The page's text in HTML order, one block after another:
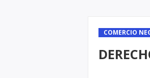
COMERCIO